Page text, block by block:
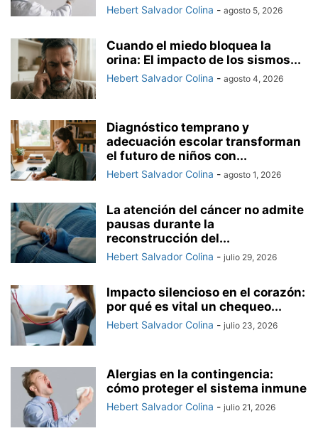
Hebert Salvador Colina - agosto 5, 2026
Cuando el miedo bloquea la
orina: El impacto de los sismos...
Hebert Salvador Colina - agosto 4, 2026
Diagnóstico temprano y
adecuación escolar transforman
el futuro de niños con...
Hebert Salvador Colina - agosto 1, 2026
La atención del cáncer no admite
pausas durante la
reconstrucción del...
Hebert Salvador Colina - julio 29, 2026
Impacto silencioso en el corazón:
por qué es vital un chequeo...
Hebert Salvador Colina - julio 23, 2026
Alergias en la contingencia:
cómo proteger el sistema inmune
Hebert Salvador Colina - julio 21, 2026